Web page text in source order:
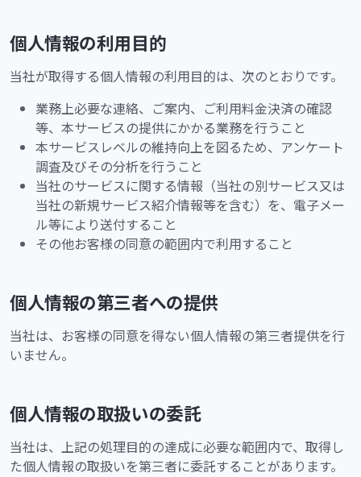
個人情報の利用目的
当社が取得する個人情報の利用目的は、次のとおりです。
業務上必要な連絡、ご案内、ご利用料金決済の確認
等、本サービスの提供にかかる業務を行うこと
本サービスレベルの維持向上を図るため、アンケート
調査及びその分析を行うこと
当社のサービスに関する情報（当社の別サービス又は
当社の新規サービス紹介情報等を含む）を、電子メー
ル等により送付すること
その他お客様の同意の範囲内で利用すること
個人情報の第三者への提供
当社は、お客様の同意を得ない個人情報の第三者提供を行
いません。
個人情報の取扱いの委託
当社は、上記の処理目的の達成に必要な範囲内で、取得し
た個人情報の取扱いを第三者に委託することがあります。